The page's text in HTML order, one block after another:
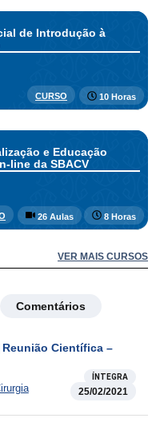
de Introdução à
CURSO 10 Horas
e Educação
line da SBACV
26 Aulas 8 Horas
VER MAIS CURSOS
Comentários
Reunião Científica –
ÍNTEGRA
25/02/2021